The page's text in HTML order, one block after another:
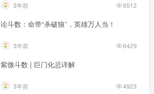
3年前 6512
论斗数：命带“杀破狼”，英雄万人当！
3年前 6429
紫微斗数 | 巨门化忌详解
3年前 4923